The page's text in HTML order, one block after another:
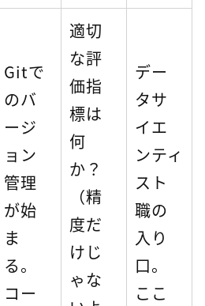
Gitで
のバ
ージ
ョン
管理
が始
ま
る。
コー
適切
な評
価指
標は
何
か？
（精
度だ
けじ
ゃな
デー
タサ
イエ
ンティ
スト
職の
入り
口。
ここ